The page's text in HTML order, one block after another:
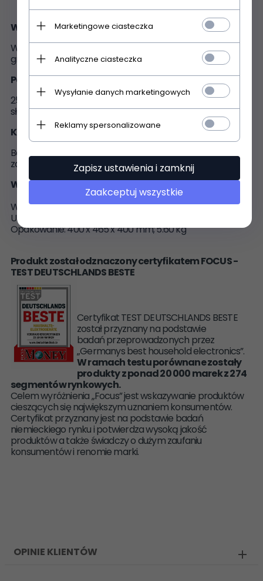
Wielozadaniowość
Wbudowany zawór kurkowy do napełniania np. winem
grzanym, ponczem lub innymi gorącymi napojami
Pojemność
25 litrów pojemności pozwala na zawekowanie około 14
słoików o pojemności 1 litra
Kontrola nad urządzeniem
Bezstopniowo regulowany termostat można ustawić w
zakresie od 30° do 100°C
Wymiary elektrycznego garnka:
Wymiary (ok. szer. x wys. x gł.) i waga
Urządzenie: 455 x 495 x 435 mm; 5.45 kg
Opakowanie: 400 x 465 x 400 mm; 5.60 kg
Produkt został odznaczony certyfikatem FOCUS -
TEST DEUTSCHLANDS BESTE
Certyfikat TEST DEUTSCHLANDS BESTE
został przyznany na podstawie
badań przeprowadzonych przez
„Germanys best household electronics”.
W ramach testu porównane zostały
produkty z ponad 20 000 marek z 274
segmentów rynkowych.
Celem wyróżnienia „Focus” jest wskazywanie produktów
cieszących się największym uznaniem konsumentów.
Certyfikat przyznany jest na podstawie badań
niemieckiego rynku i potwierdza wysoką jakość
produktów a także świadczy o dużym zaufaniu
konsumentów i renomie marki.
OPINIE KLIENTÓW
Marketingowe ciasteczka
Analityczne ciasteczka
Wysyłanie danych marketingowych
Reklamy spersonalizowane
Zapisz ustawienia i zamknij
Zaakceptuj wszystkie